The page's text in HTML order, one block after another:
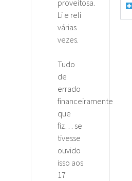
proveitosa.
Li e reli
várias
vezes.
Tudo
de
errado
financeiramente
que
fiz… se
tivesse
ouvido
isso aos
17